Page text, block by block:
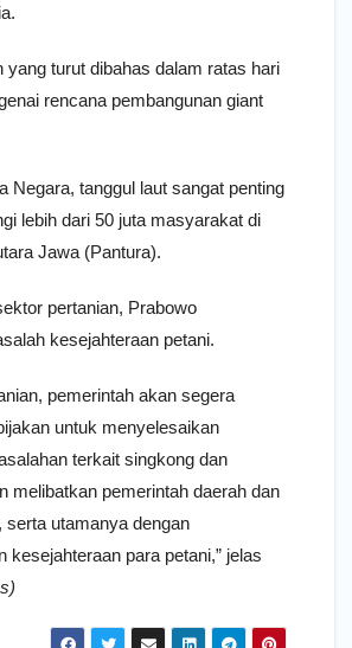
yang turut dibahas dalam ratas hari
rencana pembangunan giant
Negara, tanggul laut sangat penting
lebih dari 50 juta masyarakat di
Jawa (Pantura).
pertanian, Prabowo
kesejahteraan petani.
pemerintah akan segera
untuk menyelesaikan
terkait singkong dan
melibatkan pemerintah daerah dan
serta utamanya dengan
kesejahteraan para petani,” jelas